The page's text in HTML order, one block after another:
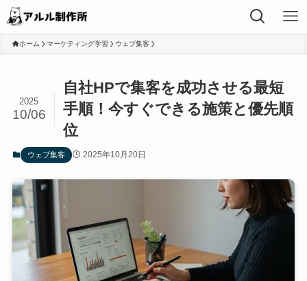
ホーム マーケティング学習 ウェブ集客
自社HPで集客を成功させる最短
手順！今すぐできる施策と優先順
位
2025
10/06
ウェブ集客 2025年10月20日